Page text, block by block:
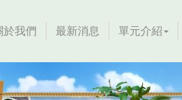
於我們 最新消息 單元介紹